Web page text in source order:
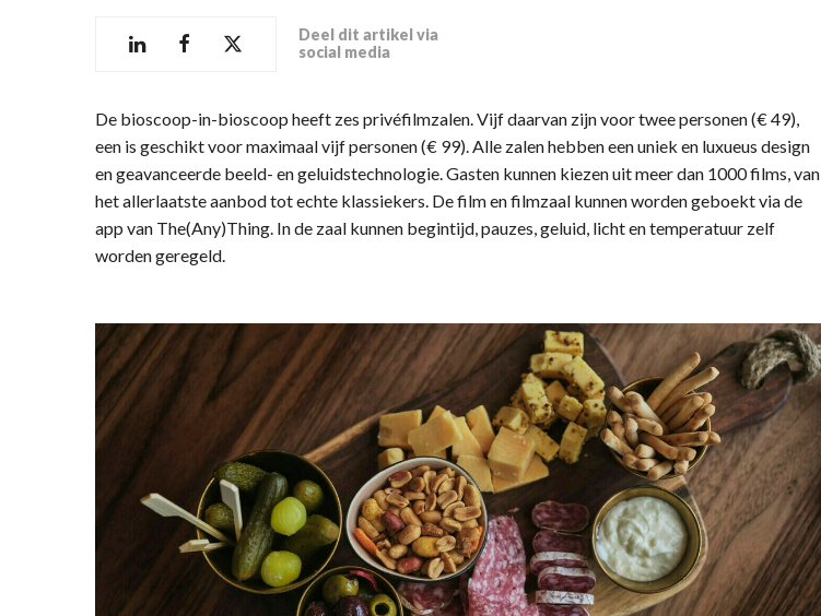
Deel dit artikel via
social media
De bioscoop-in-bioscoop heeft zes privéfilmzalen. Vijf daarvan zijn voor twee personen (€ 49),
een is geschikt voor maximaal vijf personen (€ 99). Alle zalen hebben een uniek en luxueus design
en geavanceerde beeld- en geluidstechnologie. Gasten kunnen kiezen uit meer dan 1000 films, van
het allerlaatste aanbod tot echte klassiekers. De film en filmzaal kunnen worden geboekt via de
app van The(Any)Thing. In de zaal kunnen begintijd, pauzes, geluid, licht en temperatuur zelf
worden geregeld.